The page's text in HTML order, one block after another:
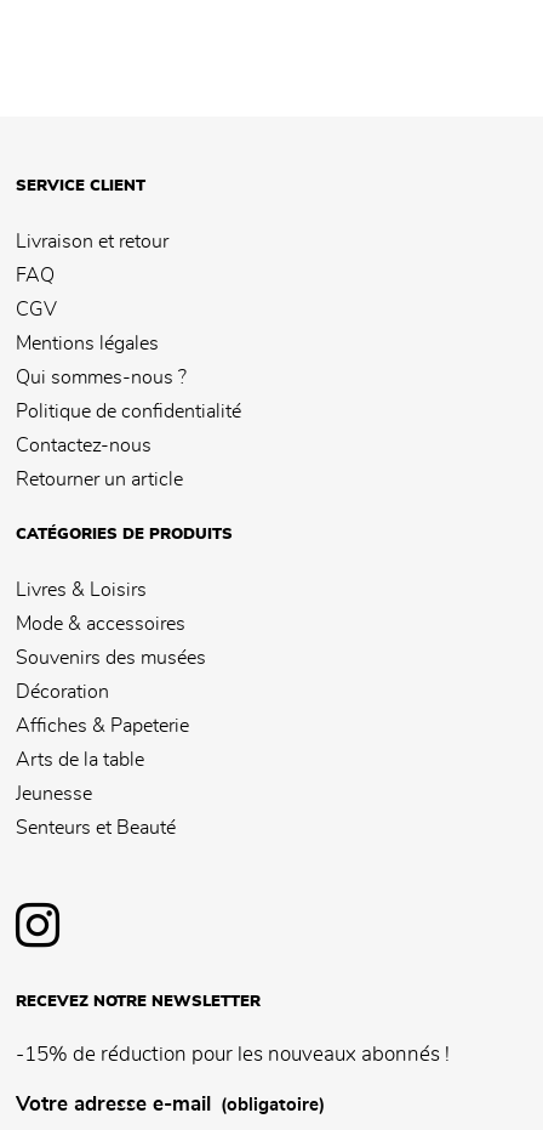
SERVICE CLIENT
Livraison et retour
FAQ
CGV
Mentions légales
Qui sommes-nous ?
Politique de confidentialité
Contactez-nous
Retourner un article
CATÉGORIES DE PRODUITS
Livres & Loisirs
Mode & accessoires
Souvenirs des musées
Décoration
Affiches & Papeterie
Arts de la table
Jeunesse
Senteurs et Beauté
RECEVEZ NOTRE NEWSLETTER
-15% de réduction pour les nouveaux abonnés !
Votre adresse e-mail (obligatoire)